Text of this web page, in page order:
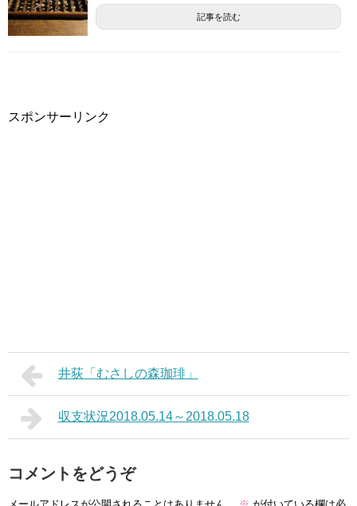
記事を読む
スポンサーリンク
井荻「むさしの森珈琲」
収支状況2018.05.14～2018.05.18
コメントをどうぞ